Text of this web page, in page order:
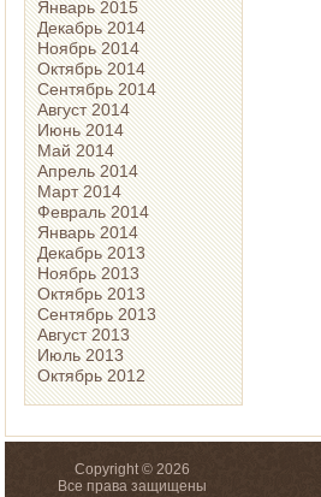
Январь 2015
Декабрь 2014
Ноябрь 2014
Октябрь 2014
Сентябрь 2014
Август 2014
Июнь 2014
Май 2014
Апрель 2014
Март 2014
Февраль 2014
Январь 2014
Декабрь 2013
Ноябрь 2013
Октябрь 2013
Сентябрь 2013
Август 2013
Июль 2013
Октябрь 2012
Copyright © 2026
Все права защищены